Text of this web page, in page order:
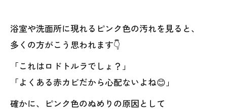
浴室や洗面所に現れるピンク色の汚れを見ると、
多くの方がこう思われます👇
「これはロドトルラでしょ？」
「よくある赤カビだから心配ないよね😊」
確かに、ピンク色のぬめりの原因として